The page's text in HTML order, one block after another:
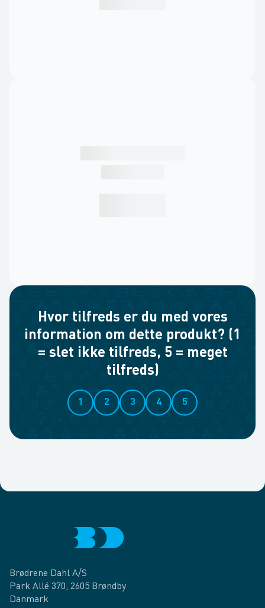
Hvor tilfreds er du med vores
information om dette produkt? (1
= slet ikke tilfreds, 5 = meget
tilfreds)
1 2 3 4 5
Brødrene Dahl A/S
Park Allé 370, 2605 Brøndby
Danmark